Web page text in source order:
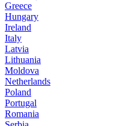
Greece
Hungary
Ireland
Italy
Latvia
Lithuania
Moldova
Netherlands
Poland
Portugal
Romania